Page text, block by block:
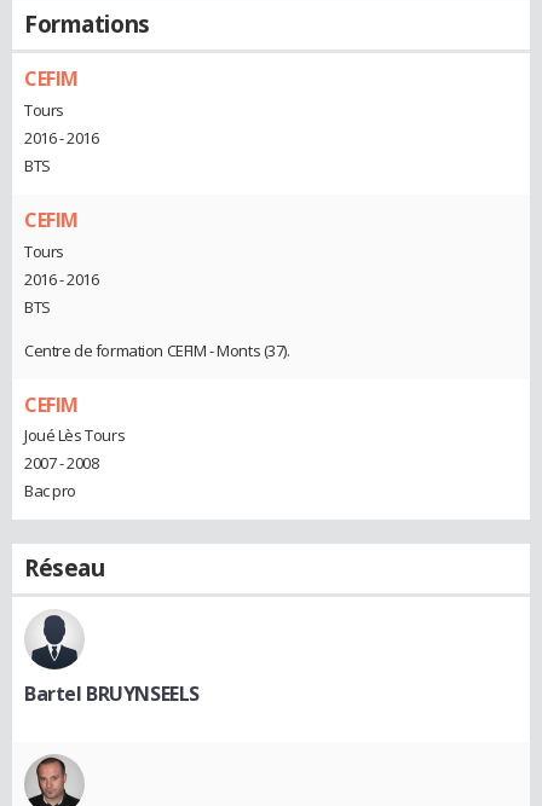
Formations
CEFIM
Tours
2016 - 2016
BTS
CEFIM
Tours
2016 - 2016
BTS
Centre de formation CEFIM - Monts (37).
CEFIM
Joué Lès Tours
2007 - 2008
Bac pro
Réseau
Bartel BRUYNSEELS